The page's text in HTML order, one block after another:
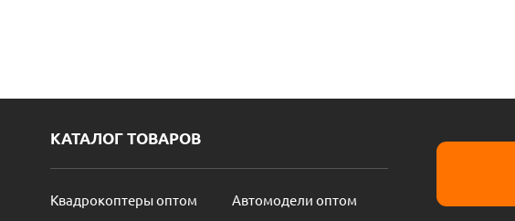
КАТАЛОГ ТОВАРОВ
Квадрокоптеры оптом
Автомодели оптом